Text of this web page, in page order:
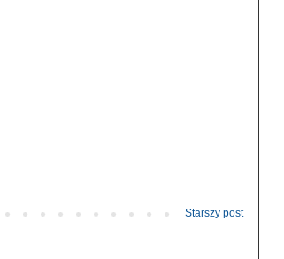
Starszy post